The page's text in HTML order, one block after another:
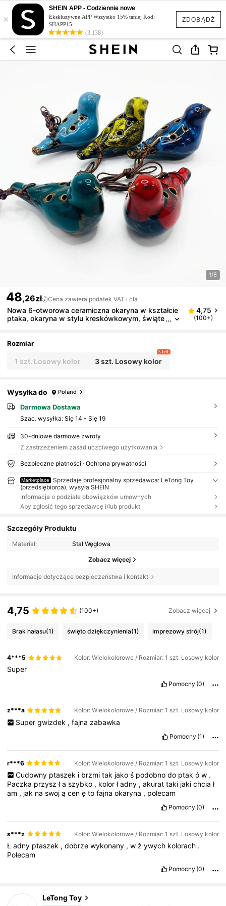
ZDOBĄDŹ
×
SHEIN APP - Codziennie nowe
Ekskluzywne APP Wszystko 15% taniej Kod:
SHAPP15
(3,138)
1/8
48,26zł Cena zawiera podatek VAT i cła
Nowa 6-otworowa ceramiczna okaryna w kształcie
ptaka, okaryna w stylu kreskówkowym, świąte
4,75
(100+)
Rozmiar
1 szt. Losowy kolor 3 szt. Losowy kolor
5 left
Wysyłka do Poland
Darmowa Dostawa
Szac. wysyłka: Się 14 - Się 19
30-dniowe darmowe zwroty
Z zastrzeżeniem zasad uczciwego użytkowania
Bezpieczne płatności · Ochrona prywatności
Marketplace
Sprzedaje profesjonalny sprzedawca: LeTong Toy
(przedsiębiorca), wysyła SHEIN
Informacja o podziale obowiązków umownych
Aby zgłosić tego sprzedawcę i/lub produkt
Szczegóły Produktu
Materiał: Stal Węglowa
Zobacz więcej
Informacje dotyczące bezpieczeństwa i kontakt
4,75 (100+) Zobacz więcej
Brak hałasu(1) święto dziękczynienia(1) imprezowy strój(1)
4***5 Kolor: Wielokolorowe / Rozmiar: 1 szt. Losowy kolor
Super
Pomocny (0)
z***a Kolor: Wielokolorowe / Rozmiar: 1 szt. Losowy kolor
Super gwizdek , fajna zabawka
Pomocny (1)
r***6 Kolor: Wielokolorowe / Rozmiar: 1 szt. Losowy kolor
Cudowny ptaszek i brzmi tak jako ś podobno do ptak ó w .
Paczka przyszłaszybko , kolorładny ,akurattaki jakichciał
am , jak naswojącenętofajnaokaryna , polecam
Pomocny (0)
s***z Kolor: Wielokolorowe / Rozmiar: 1 szt. Losowy kolor
Ładny ptaszek ,dobrzewykonany ,w żywych kolorach .
Polecam
Pomocny (0)
LeTong Toy e***3